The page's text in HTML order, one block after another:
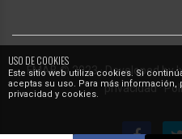
USO DE COOKIES
Este sitio web utiliza cookies. Si
aceptas su uso. Para más información,
privacidad y cookies.
FMAB© 2023·Developed by
privacidad·